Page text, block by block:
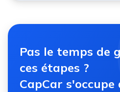
Pas le temps de
ces étapes ?
CapCar